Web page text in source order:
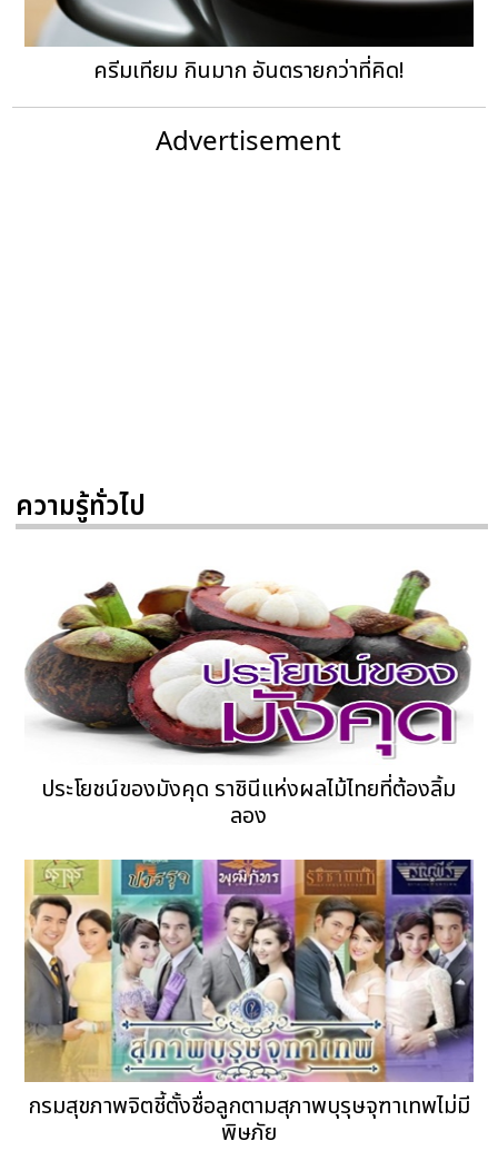
ครีมเทียม กินมาก อันตรายกว่าที่คิด!
Advertisement
ความรู้ทั่วไป
ประโยชน์ของมังคุด ราชินีแห่งผลไม้ไทยที่ต้องลิ้ม
ลอง
กรมสุขภาพจิตชี้ตั้งชื่อลูกตามสุภาพบุรุษจุฑาเทพไม่มี
พิษภัย